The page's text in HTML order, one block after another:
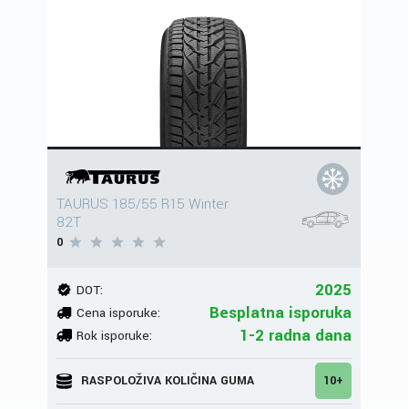
TAURUS 185/55 R15 Winter
82T
0
DOT: 2025
Cena isporuke: Besplatna isporuka
Rok isporuke: 1-2 radna dana
RASPOLOŽIVA KOLIČINA GUMA 10+